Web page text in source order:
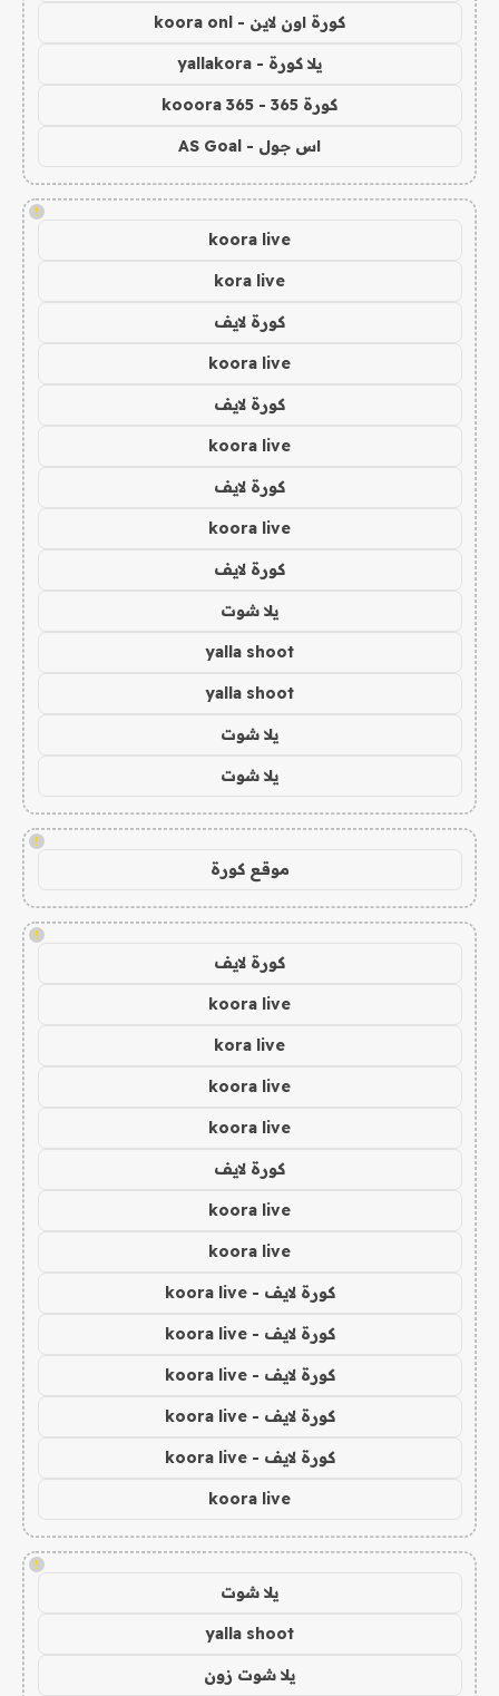
كورة اون لاين - koora onl
يلا كورة - yallakora
كورة 365 - kooora 365
اس جول - AS Goal
!
koora live
kora live
كورة لايف
koora live
كورة لايف
koora live
كورة لايف
koora live
كورة لايف
يلا شوت
yalla shoot
yalla shoot
يلا شوت
يلا شوت
!
موقع كورة
!
كورة لايف
koora live
kora live
koora live
koora live
كورة لايف
koora live
koora live
كورة لايف - koora live
كورة لايف - koora live
كورة لايف - koora live
كورة لايف - koora live
كورة لايف - koora live
koora live
!
يلا شوت
yalla shoot
يلا شوت زون